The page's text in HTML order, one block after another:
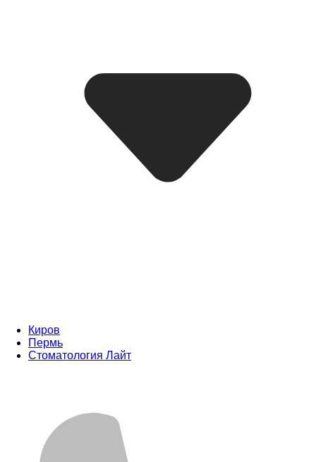
Киров
Пермь
Стоматология Лайт